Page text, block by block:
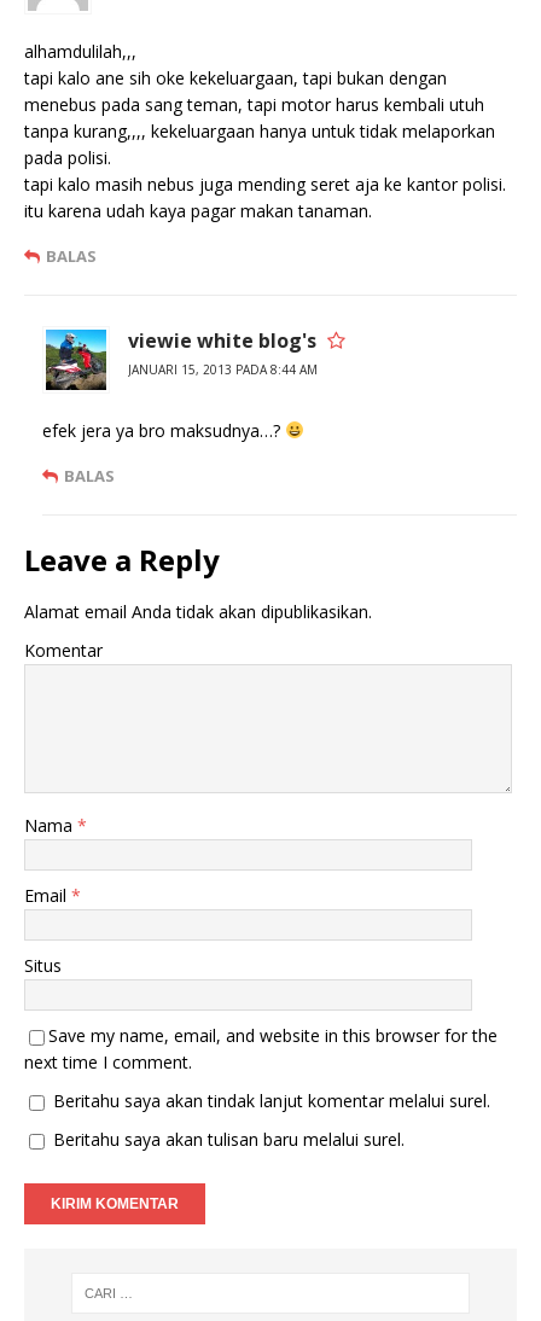
alhamdulilah,,,
tapi kalo ane sih oke kekeluargaan, tapi bukan dengan
menebus pada sang teman, tapi motor harus kembali utuh
tanpa kurang,,,, kekeluargaan hanya untuk tidak melaporkan
pada polisi.
tapi kalo masih nebus juga mending seret aja ke kantor polisi.
itu karena udah kaya pagar makan tanaman.
BALAS
viewie white blog's
JANUARI 15, 2013 PADA 8:44 AM
efek jera ya bro maksudnya…?
BALAS
Leave a Reply
Alamat email Anda tidak akan dipublikasikan.
Komentar
Nama *
Email *
Situs
Save my name, email, and website in this browser for the
next time I comment.
Beritahu saya akan tindak lanjut komentar melalui surel.
Beritahu saya akan tulisan baru melalui surel.